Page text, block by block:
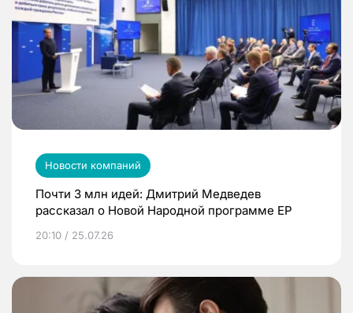
Новости компаний
Почти 3 млн идей: Дмитрий Медведев
рассказал о Новой Народной программе ЕР
20:10 / 25.07.26